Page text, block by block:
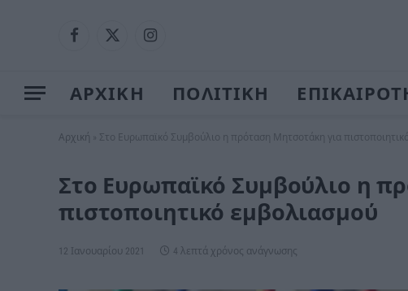
Facebook
X
Instagram
ΑΡΧΙΚΗ ΠΟΛΙΤΙΚΗ
Αρχική Στο Ευρωπαϊκό Συμβούλιο η πρόταση Μητσοτάκη για
Στο Ευρωπαϊκό Συμβούλιο η
πιστοποιητικό εμβολιασμού
12 Ιανουαρίου 2021 4 λεπτά χρόνος ανάγνωσης